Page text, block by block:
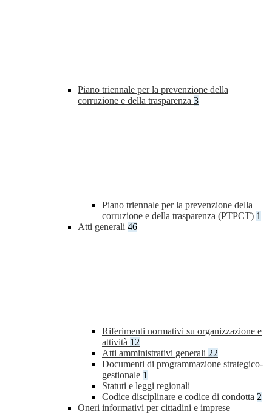
Piano triennale per la prevenzione della
corruzione e della trasparenza 3
Piano triennale per la prevenzione della
corruzione e della trasparenza (PTPCT) 1
Atti generali 46
Riferimenti normativi su organizzazione e
attività 12
Atti amministrativi generali 22
Documenti di programmazione strategico-
gestionale 1
Statuti e leggi regionali
Codice disciplinare e codice di condotta 2
Oneri informativi per cittadini e imprese